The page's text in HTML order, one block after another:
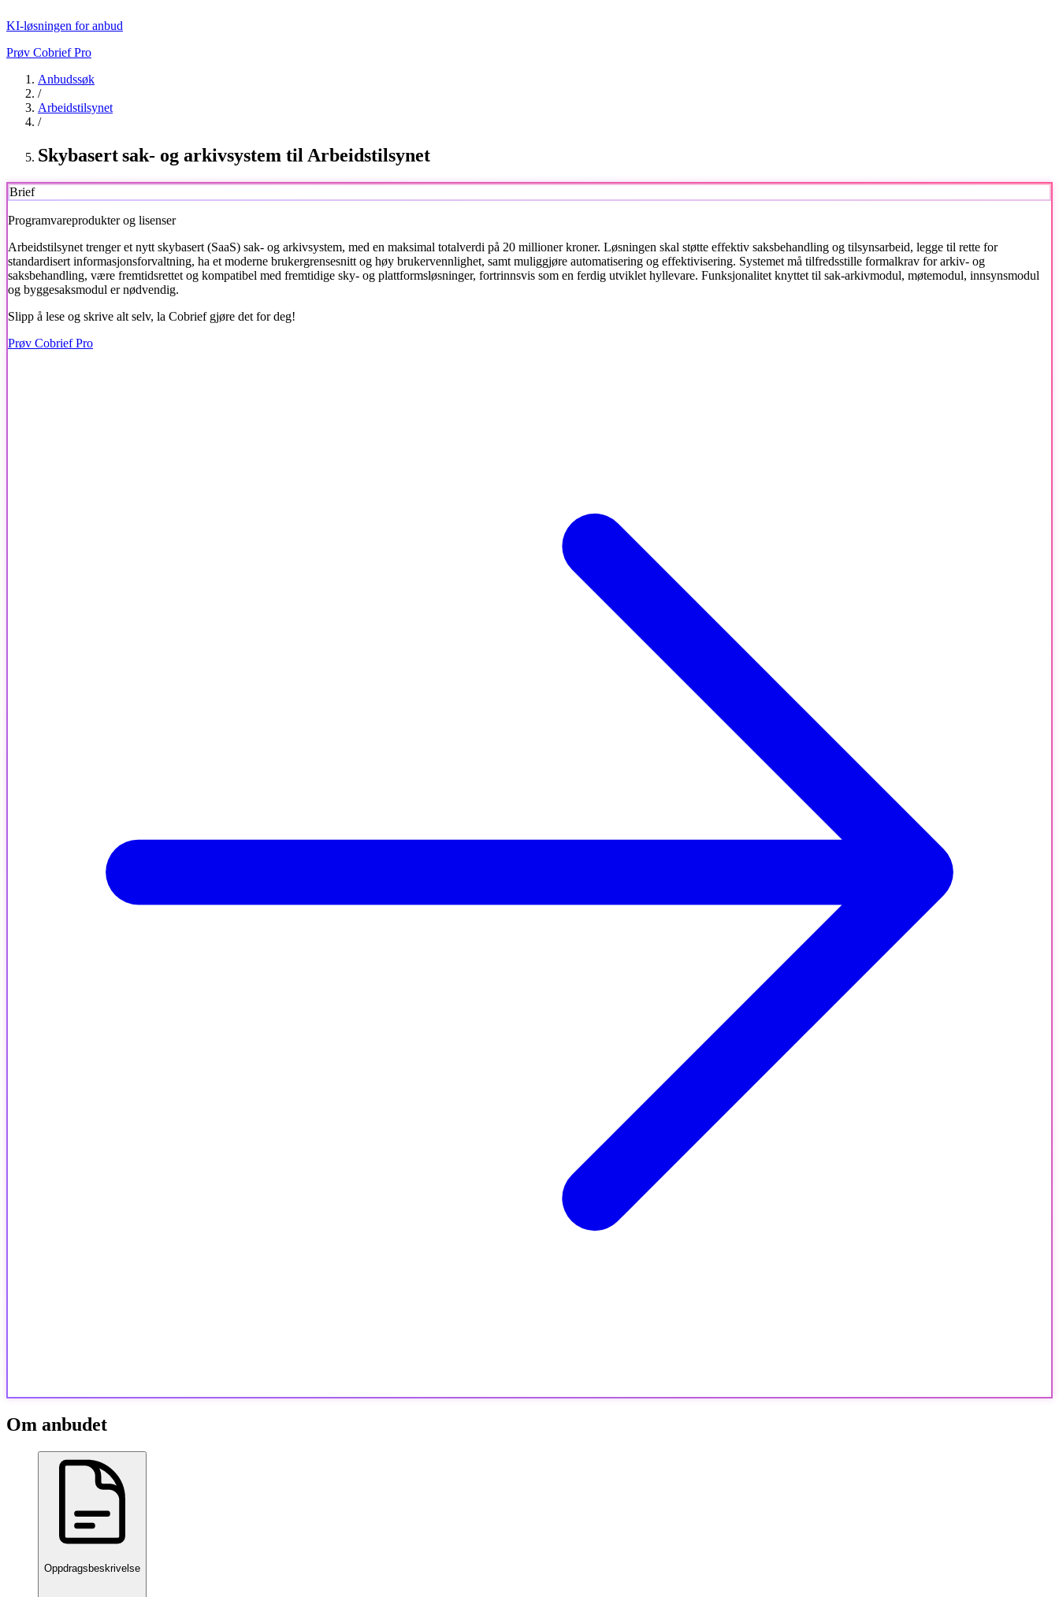
KI-løsningen for anbud
Prøv Cobrief Pro
Anbudssøk
/
Arbeidstilsynet
/
Skybasert sak- og arkivsystem til Arbeidstilsynet
Brief
Programvareprodukter og lisenser
Arbeidstilsynet trenger et nytt skybasert (SaaS) sak- og arkivsystem, med en maksimal totalverdi på 20 millioner kroner. Løsningen skal støtte effektiv saksbehandling og tilsynsarbeid, legge til rette for
standardisert informasjonsforvaltning, ha et moderne brukergrensesnitt og høy brukervennlighet, samt muliggjøre automatisering og effektivisering. Systemet må tilfredsstille formalkrav for arkiv- og
saksbehandling, være fremtidsrettet og kompatibel med fremtidige sky- og plattformsløsninger, fortrinnsvis som en ferdig utviklet hyllevare. Funksjonalitet knyttet til sak-arkivmodul, møtemodul, innsynsmodul
og byggesaksmodul er nødvendig.
Slipp å lese og skrive alt selv, la Cobrief gjøre det for deg!
Prøv Cobrief Pro
Om anbudet
Oppdragsbeskrivelse